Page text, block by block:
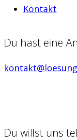
Kontakt
Du hast eine
Du willst uns